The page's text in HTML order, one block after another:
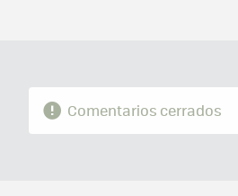
Comentarios cerrados